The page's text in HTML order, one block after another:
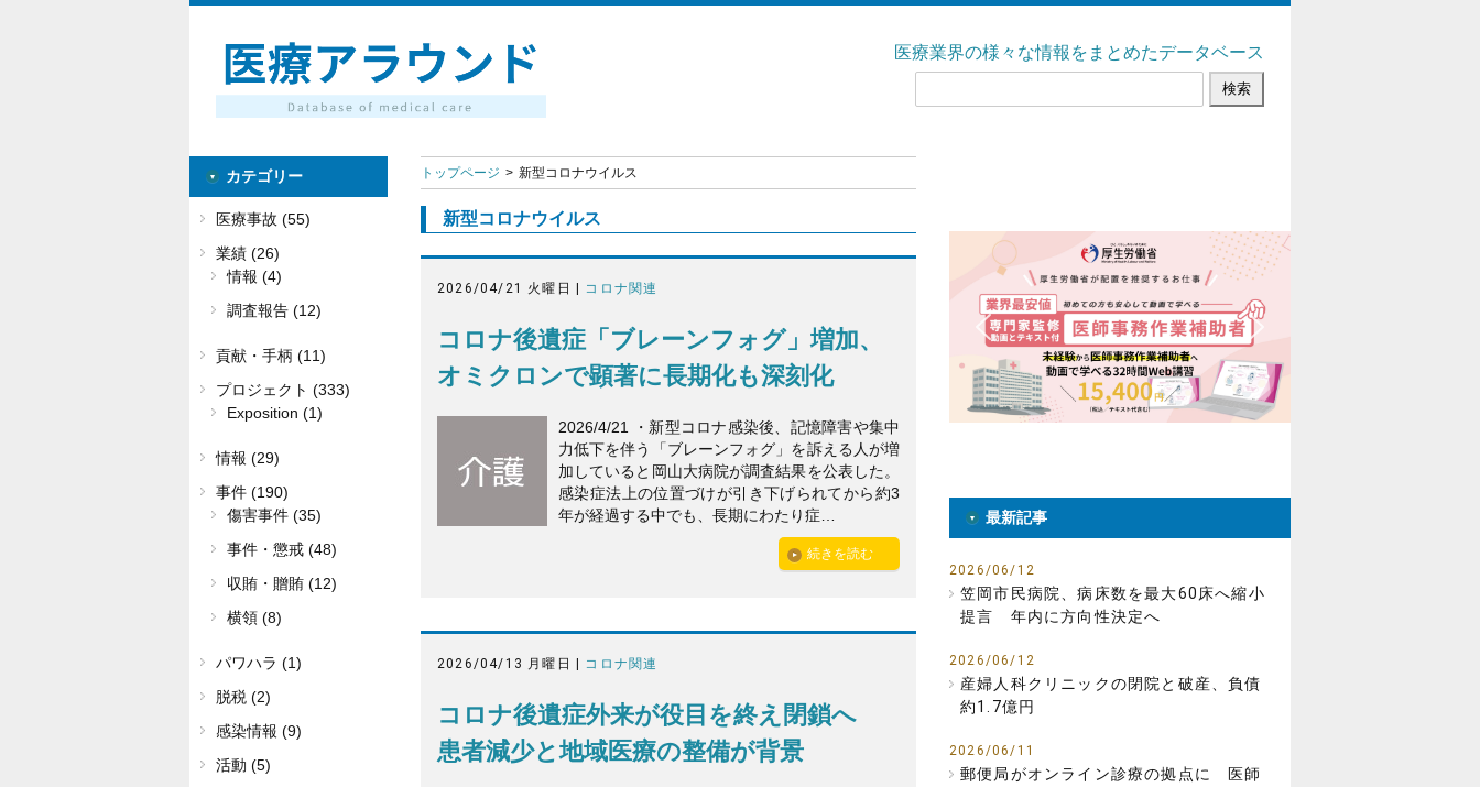
医療業界の様々な情報をまとめたデータベース
トップページ 新型コロナウイルス
新型コロナウイルス
2026/04/21 火曜日 | コロナ関連
コロナ後遺症「ブレーンフォグ」増加、
オミクロンで顕著に長期化も深刻化
2026/4/21 ・新型コロナ感染後、記憶障害や集中
力低下を伴う「ブレーンフォグ」を訴える人が増
加していると岡山大病院が調査結果を公表した。
感染症法上の位置づけが引き下げられてから約3
年が経過する中でも、長期にわたり症…
続きを読む
2026/04/13 月曜日 | コロナ関連
コロナ後遺症外来が役目を終え閉鎖へ
患者減少と地域医療の整備が背景
最新記事
2026/06/12
笠岡市民病院、病床数を最大60床へ縮小
提言 年内に方向性決定へ
2026/06/12
産婦人科クリニックの閉院と破産、負債
約1.7億円
2026/06/11
郵便局がオンライン診療の拠点に 医師
カテゴリー
医療事故 (55)
業績 (26)
情報 (4)
調査報告 (12)
貢献・手柄 (11)
プロジェクト (333)
Exposition (1)
情報 (29)
事件 (190)
傷害事件 (35)
事件・懲戒 (48)
収賄・贈賄 (12)
横領 (8)
パワハラ (1)
脱税 (2)
感染情報 (9)
活動 (5)